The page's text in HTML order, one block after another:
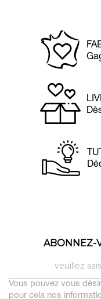
ABONNEZ-
Vous pouvez vous
pour cela nos